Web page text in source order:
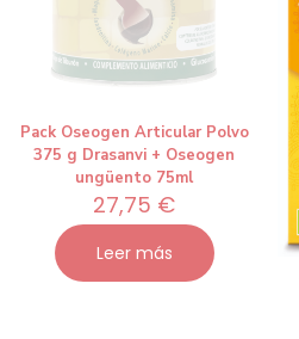
Pack Oseogen Articular Polvo
375 g Drasanvi + Oseogen
ungüento 75ml
27,75 €
Leer más